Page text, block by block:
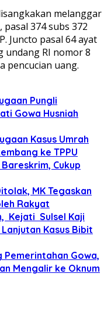
melanggar
374 subs 372
Juncto pasal 64 ayat
undang RI nomor 8
pencucian uang.
Pungli
Gowa Husniah
Kasus Umrah
ke TPPU
Cukup
MK Tegaskan
Rakyat
Kejati Sulsel Kaji
Kasus Bibit
Pemerintahan Gowa,
Mengalir ke Oknum